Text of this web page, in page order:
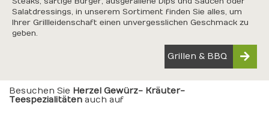
Salatdressings, in unserem Sortiment finden Sie alles, um
Ihrer Grillleidenschaft einen unvergesslichen Geschmack zu
geben.
Grillen & BBQ
Besuchen Sie Herzel Gewürz- Kräuter-
Teespezialitäten auch auf